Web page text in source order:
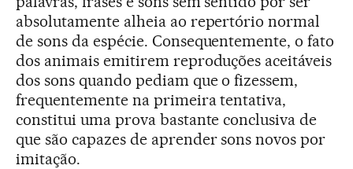
absolutamente alheia ao repertório normal
de sons da espécie. Consequentemente, o fato
dos animais emitirem reproduções aceitáveis
dos sons quando pediam que o fizessem,
frequentemente na primeira tentativa,
constitui uma prova bastante conclusiva de
que são capazes de aprender sons novos por
imitação.